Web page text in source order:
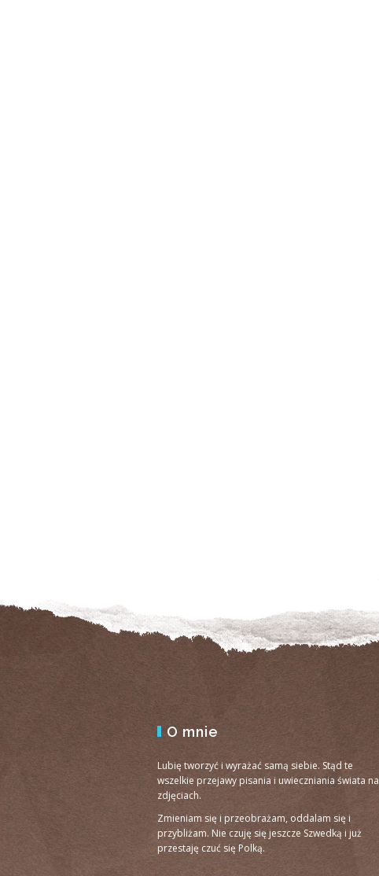
O mnie
Lubię tworzyć i wyrażać samą siebie. Stąd te
wszelkie przejawy pisania i uwieczniania świata na
zdjęciach.
Zmieniam się i przeobrażam, oddalam się i
przybliżam. Nie czuję się jeszcze Szwedką i już
przestaję czuć się Polką.